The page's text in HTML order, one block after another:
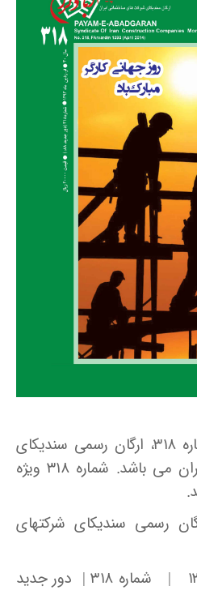
ماهنامه پیام آبادگران شماره ۳۱۸، ارگان رسمی سندیکای
شرکت های ساختمانی ایران می باشد. شماره ۳۱۸ ویژه
رسمی سندیکای شرکتهای
سال ۳۰ | فروردین ۱۳۹۳ | شماره ۳۱۸ | دور جدید